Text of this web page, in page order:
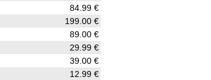
84.99 €
199.00 €
89.00 €
29.99 €
39.00 €
12.99 €